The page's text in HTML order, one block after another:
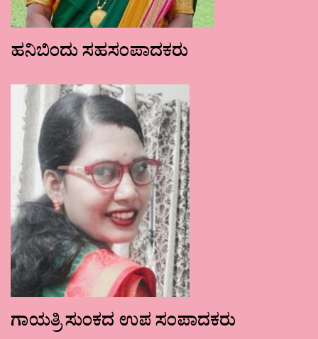
ಹನಿಬಿಂದು ಸಹಸಂಪಾದಕರು
ಗಾಯತ್ರಿ ಸುಂಕದ ಉಪ ಸಂಪಾದಕರು